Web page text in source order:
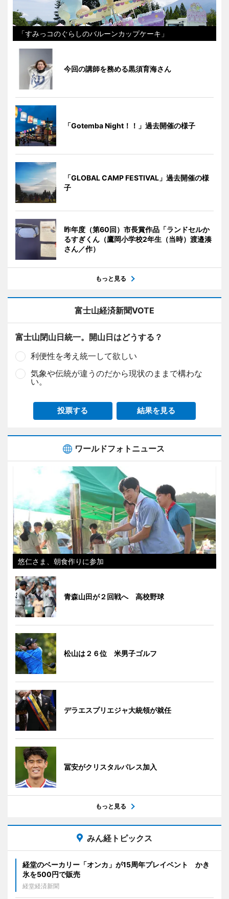
「すみっコのぐらしのバルーンカップケーキ」
今回の講師を務める黒須育海さん
「Gotemba Night！！」過去開催の様子
「GLOBAL CAMP FESTIVAL」過去開催の様
子
昨年度（第60回）市長賞作品「ランドセルか
るすぎくん（鷹岡小学校2年生（当時）渡邉湊
さん／作）
もっと見る
富士山経済新聞VOTE
富士山閉山日統一。開山日はどうする？
利便性を考え統一して欲しい
気象や伝統が違うのだから現状のままで構わな
い。
投票する 結果を見る
ワールドフォトニュース
悠仁さま、朝食作りに参加
青森山田が２回戦へ 高校野球
松山は２６位 米男子ゴルフ
デラエスプリエジャ大統領が就任
冨安がクリスタルパレス加入
もっと見る
みん経トピックス
経堂のベーカリー「オンカ」が15周年プレイベント かき
氷を500円で販売
経堂経済新聞